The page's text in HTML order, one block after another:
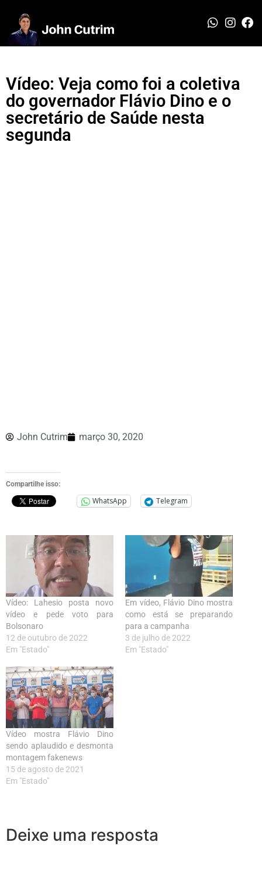
Vídeo: Veja como foi a coletiva
do governador Flávio Dino e o
secretário de Saúde nesta
segunda
John Cutrim março 30, 2020
Compartilhe isso:
WhatsApp Telegram
Vídeo: Lahesio posta novo
vídeo e pede voto para
Bolsonaro
12 de outubro de 2022
Em "Estado"
Em vídeo, Flávio Dino mostra
como está se preparando
para a campanha
3 de julho de 2022
Em "Estado"
Vídeo mostra Flávio Dino
sendo aplaudido e desmonta
montagem fakenews
15 de agosto de 2021
Em "Estado"
Deixe uma resposta